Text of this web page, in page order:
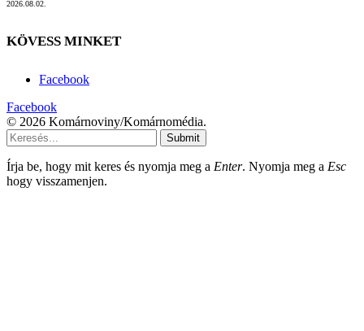
2026.08.02.
KÖVESS MINKET
Facebook
Facebook
© 2026 Komárnoviny/Komárnomédia.
Submit
Írja be, hogy mit keres és nyomja meg a Enter. Nyomja meg a Esc
hogy visszamenjen.